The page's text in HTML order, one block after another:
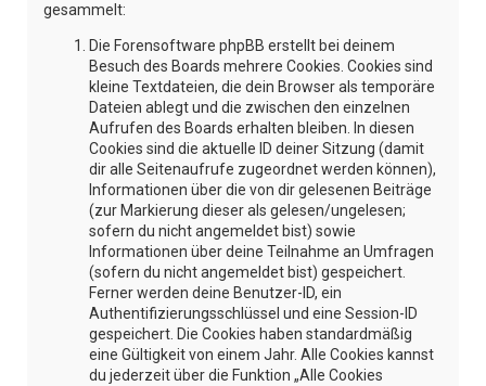
gesammelt:
Die Forensoftware phpBB erstellt bei deinem
Besuch des Boards mehrere Cookies. Cookies sind
kleine Textdateien, die dein Browser als temporäre
Dateien ablegt und die zwischen den einzelnen
Aufrufen des Boards erhalten bleiben. In diesen
Cookies sind die aktuelle ID deiner Sitzung (damit
dir alle Seitenaufrufe zugeordnet werden können),
Informationen über die von dir gelesenen Beiträge
(zur Markierung dieser als gelesen/ungelesen;
sofern du nicht angemeldet bist) sowie
Informationen über deine Teilnahme an Umfragen
(sofern du nicht angemeldet bist) gespeichert.
Ferner werden deine Benutzer-ID, ein
Authentifizierungsschlüssel und eine Session-ID
gespeichert. Die Cookies haben standardmäßig
eine Gültigkeit von einem Jahr. Alle Cookies kannst
du jederzeit über die Funktion „Alle Cookies